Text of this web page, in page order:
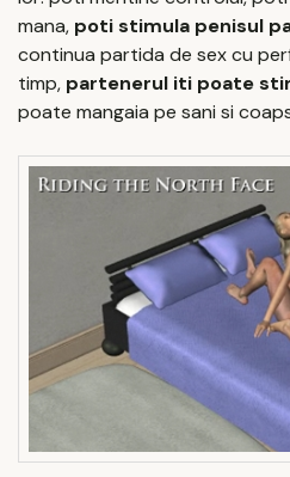
mana, poti stimula penisul
continua partida de sex cu
timp, partenerul iti poate
poate mangaia pe sani si